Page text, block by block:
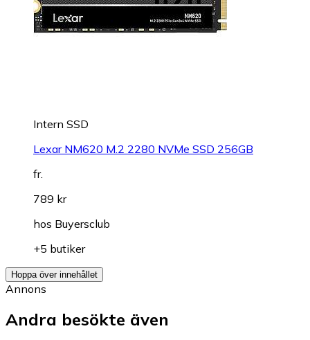
Intern SSD
Lexar NM620 M.2 2280 NVMe SSD 256GB
fr.
789 kr
hos Buyersclub
+5 butiker
Hoppa över innehållet
Annons
Andra besökte även